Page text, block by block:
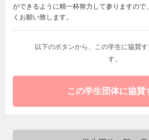
ができるように精一杯努力して参りますので
くお願い致します。
以下のボタンから、この学生に協賛
す。
この学生団体に協賛